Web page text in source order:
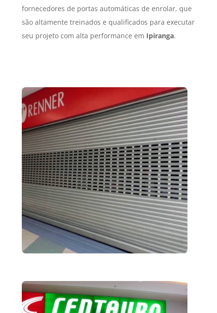
fornecedores de portas automáticas de enrolar, que
são altamente treinados e qualificados para executar
seu projeto com alta performance em Ipiranga.